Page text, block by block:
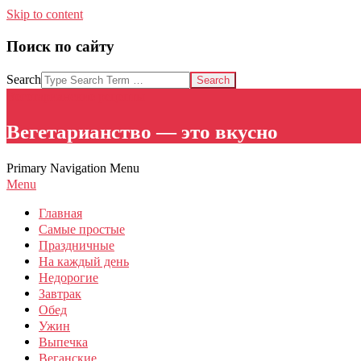
Skip to content
Поиск по сайту
Search
Вегетарианство — это вкусно
Primary Navigation Menu
Menu
Главная
Самые простые
Праздничные
На каждый день
Недорогие
Завтрак
Обед
Ужин
Выпечка